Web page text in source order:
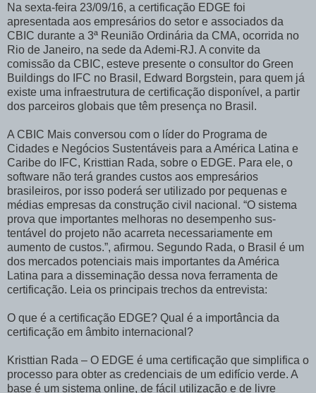
Na sexta-feira 23/09/16, a certificação EDGE foi
apresentada aos empresários do setor e associados da
CBIC durante a 3ª Reunião Ordinária da CMA, ocorrida no
Rio de Janeiro, na sede da Ademi-RJ. A convite da
comissão da CBIC, esteve presente o consultor do Green
Buildings do IFC no Brasil, Edward Borgstein, para quem já
existe uma infraestrutura de certificação disponível, a partir
dos parceiros globais que têm presença no Brasil.
A CBIC Mais conversou com o líder do Programa de
Cidades e Negócios Sustentáveis para a América Latina e
Caribe do IFC, Kristtian Rada, sobre o EDGE. Para ele, o
software não terá grandes custos aos empresários
brasileiros, por isso poderá ser utilizado por pequenas e
médias empresas da construção civil nacional. “O sistema
prova que importantes melhoras no desempenho sus-
tentável do projeto não acarreta necessariamente em
aumento de custos.”, afirmou. Segundo Rada, o Brasil é um
dos mercados potenciais mais importantes da América
Latina para a disseminação dessa nova ferramenta de
certificação. Leia os principais trechos da entrevista:
O que é a certificação EDGE? Qual é a importância da
certificação em âmbito internacional?
Kristtian Rada – O EDGE é uma certificação que simplifica o
processo para obter as credenciais de um edifício verde. A
base é um sistema online, de fácil utilização e de livre